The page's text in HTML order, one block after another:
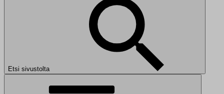
Etsi sivustolta